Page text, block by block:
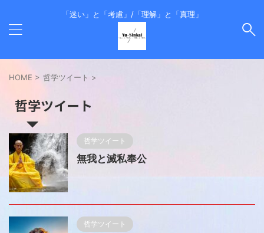
「迷い」と「考慮」/「理解」と「真理」
HOME > 哲学ツイート >
哲学ツイート
哲学ツイート
無我と滅私奉公
哲学ツイート